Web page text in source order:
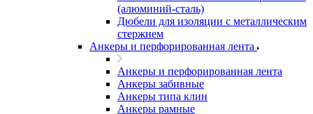
(алюминий-сталь)
Дюбели для изоляции с металлическим
стержнем
Анкеры и перфорированная лента
Анкеры и перфорированная лента
Анкеры забивные
Анкеры типа клин
Анкеры рамные